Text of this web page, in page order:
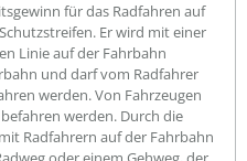
für das Radfahren auf
Er wird mit einer
Linie auf der Fahrbahn
und darf vom Radfahrer
werden. Von Fahrzeugen
werden. Durch die
Radfahrern auf der Fahrbahn